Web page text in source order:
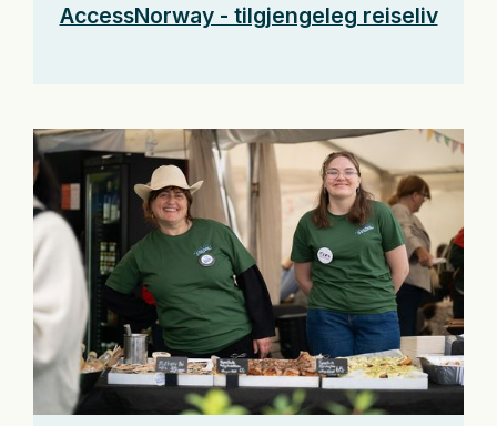
AccessNorway - tilgjengeleg reiseliv